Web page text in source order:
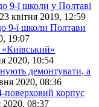
9-ї школи у Полтаві
23 квітня 2019, 12:59
9-ї школи Полтави
19:07
«Київський»
2020, 10:54
демонтувати, а
2020, 08:36
поверховий корпус
08:37